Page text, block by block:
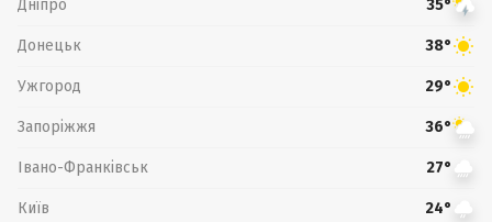
Дніпро 35°
Донецьк 38°
Ужгород 29°
Запоріжжя 36°
Івано-Франківськ 27°
Київ 24°